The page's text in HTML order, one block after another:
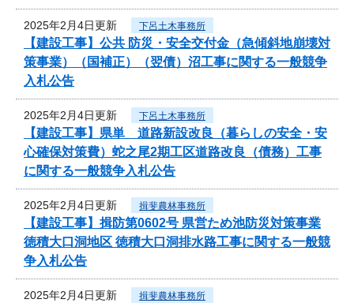
2025年2月4日更新 下呂土木事務所
【建設工事】公共 防災・安全交付金（急傾斜地崩壊対
策事業）（国補正）（翌債）沼工事に関する一般競争
入札公告
2025年2月4日更新 下呂土木事務所
【建設工事】県単 道路新設改良（暮らしの安全・安
心確保対策費）蛇之尾2期工区道路改良（債務）工事
に関する一般競争入札公告
2025年2月4日更新 揖斐農林事務所
【建設工事】揖防第0602号 県営ため池防災対策事業
徳積大口洞地区 徳積大口洞排水路工事に関する一般競
争入札公告
2025年2月4日更新 揖斐農林事務所